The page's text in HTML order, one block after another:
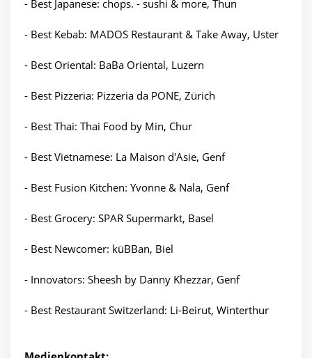
- Best Japanese: chops. - sushi & more, Thun
- Best Kebab: MADOS Restaurant & Take Away, Uster
- Best Oriental: BaBa Oriental, Luzern
- Best Pizzeria: Pizzeria da PONE, Zürich
- Best Thai: Thai Food by Min, Chur
- Best Vietnamese: La Maison d'Asie, Genf
- Best Fusion Kitchen: Yvonne & Nala, Genf
- Best Grocery: SPAR Supermarkt, Basel
- Best Newcomer: küBBan, Biel
- Innovators: Sheesh by Danny Khezzar, Genf
- Best Restaurant Switzerland: Li-Beirut, Winterthur